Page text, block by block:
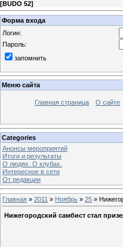
[BUDO 52]
Форма входа
Логин:
Пароль:
запомнить
Меню сайта
Главная страница О сайте
Categories
Анонсы мероприятий
Итоги и результаты
О людях. О клубах.
Интересное в сети
От редакции
Главная » 2011 » Ноябрь » 25 »
Нижегородский самбист стал